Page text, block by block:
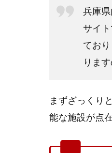
兵庫
サイ
てお
りま
まずざっくり
能な施設が点